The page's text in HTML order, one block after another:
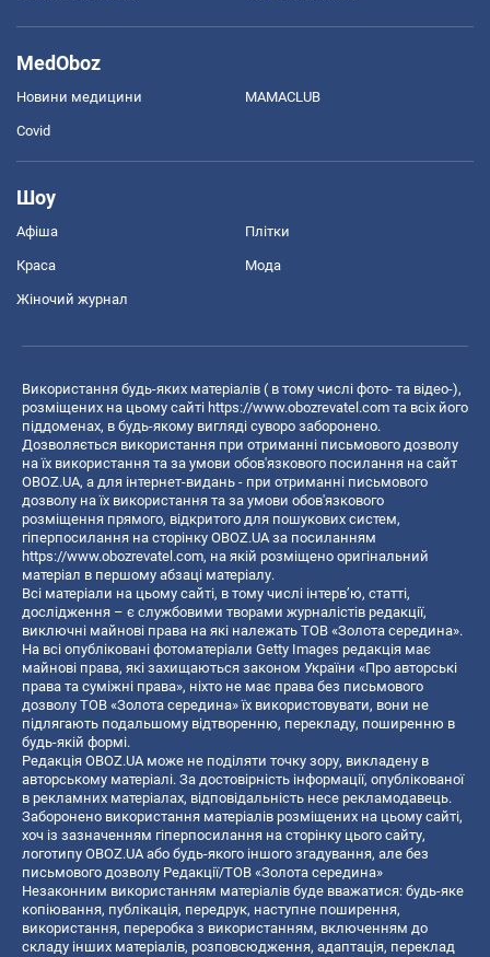
MedOboz
Новини медицини MAMACLUB
Covid
Шоу
Афіша Плітки
Краса Мода
Жіночий журнал
Використання будь-яких матеріалів ( в тому числі фото- та відео-),
розміщених на цьому сайті https://www.obozrevatel.com та всіх його
піддоменах, в будь-якому вигляді суворо заборонено.
Дозволяється використання при отриманні письмового дозволу
на їх використання та за умови обов'язкового посилання на сайт
OBOZ.UA, а для інтернет-видань - при отриманні письмового
дозволу на їх використання та за умови обов'язкового
розміщення прямого, відкритого для пошукових систем,
гіперпосилання на сторінку OBOZ.UA за посиланням
https://www.obozrevatel.com, на якій розміщено оригінальний
матеріал в першому абзаці матеріалу.
Всі матеріали на цьому сайті, в тому числі інтерв’ю, статті,
дослідження – є службовими творами журналістів редакції,
виключні майнові права на які належать ТОВ «Золота середина».
На всі опубліковані фотоматеріали Getty Images редакція має
майнові права, які захищаються законом України «Про авторські
права та суміжні права», ніхто не має права без письмового
дозволу ТОВ «Золота середина» їх використовувати, вони не
підлягають подальшому відтворенню, перекладу, поширенню в
будь-якій формі.
Редакція OBOZ.UA може не поділяти точку зору, викладену в
авторському матеріалі. За достовірність інформації, опублікованої
в рекламних матеріалах, відповідальність несе рекламодавець.
Заборонено використання матеріалів розміщених на цьому сайті,
хоч із зазначенням гіперпосилання на сторінку цього сайту,
логотипу OBOZ.UA або будь-якого іншого згадування, але без
письмового дозволу Редакції/ТОВ «Золота середина»
Незаконним використанням матеріалів буде вважатися: будь-яке
копiювання, публiкацiя, передрук, наступне поширення,
використання, переробка з використанням, включенням до
складу інших матеріалів, розповсюдження, адаптація, переклад